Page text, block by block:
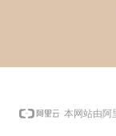
本网站由阿